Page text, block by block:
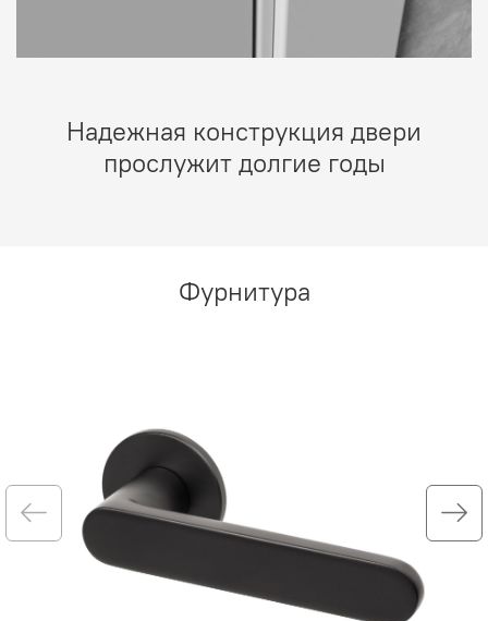
Надежная конструкция двери
прослужит долгие годы
Фурнитура